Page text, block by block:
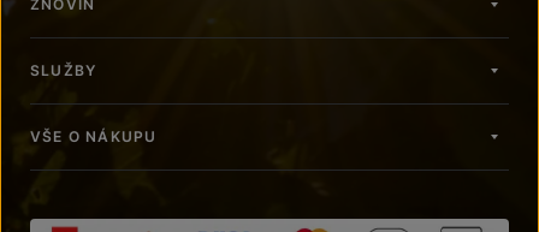
ZNOVÍN
SLUŽBY
VŠE O NÁKUPU